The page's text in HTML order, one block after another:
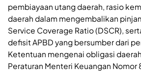
pembiayaan utang daerah, rasio
daerah dalam mengembalikan
Service Coverage Ratio (DSCR),
defisit APBD yang bersumber dari
Ketentuan mengenai obligasi
Peraturan Menteri Keuangan Nomor